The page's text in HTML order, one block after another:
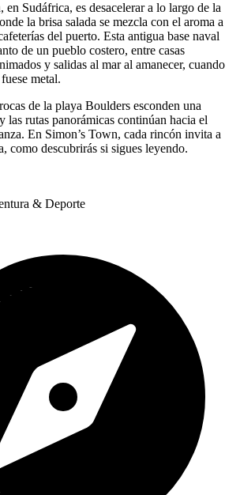
en Sudáfrica, es desacelerar a lo largo de la
la brisa salada se mezcla con el aroma a
del puerto. Esta antigua base naval
de un pueblo costero, entre casas
y salidas al mar al amanecer, cuando
metal.
de la playa Boulders esconden una
las rutas panorámicas continúan hacia el
En Simon’s Town, cada rincón invita a
como descubrirás si sigues leyendo.
& Deporte